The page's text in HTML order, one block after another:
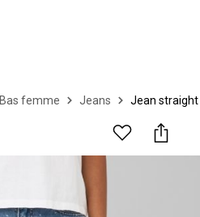
Bas femme Jeans Jean